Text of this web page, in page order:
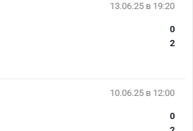
13.06.25 в 19:20
0
2
10.06.25 в 12:00
0